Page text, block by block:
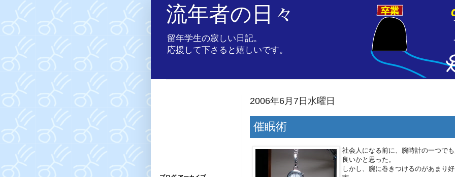
流年者の日々
留年学生の寂しい日記。
応援して下さると嬉しいです。
2006年6月7日水曜日
催眠術
社会人になる前に、腕時計の一つで
良いかと思った。
しかし、腕に巻きつけるのがあまり